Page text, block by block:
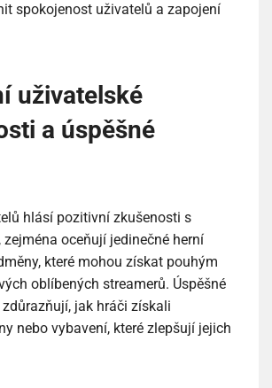
spokojenost uživatelů a zapojení
uživatelské
a úspěšné
hlásí pozitivní zkušenosti s
oceňují jedinečné herní
které mohou získat pouhým
oblíbených streamerů. Úspěšné
jak hráči získali
nebo vybavení, které zlepšují jejich